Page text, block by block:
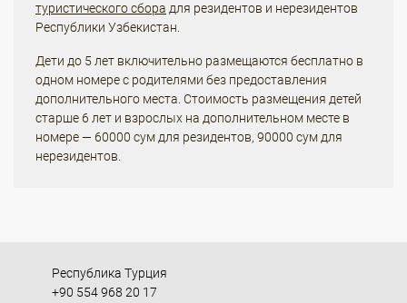
туристического сбора для резидентов и нерезидентов
Республики Узбекистан.
Дети до 5 лет включительно размещаются бесплатно в
одном номере с родителями без предоставления
дополнительного места. Стоимость размещения детей
старше 6 лет и взрослых на дополнительном месте в
номере — 60000 сум для резидентов, 90000 сум для
нерезидентов.
Республика Турция
+90 554 968 20 17